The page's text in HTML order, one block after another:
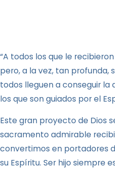
“A todos los que le
pero, a la vez, tan profunda,
todos lleguen a conseguir la
los que son guiados por el
Este gran proyecto de Dios
sacramento admirable
convertimos en portadores
su Espíritu. Ser hijo siempre